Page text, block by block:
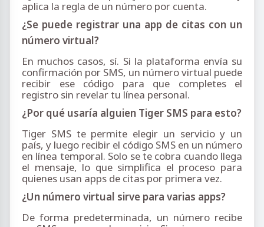
aplica la regla de un número por cuenta.
¿Se puede registrar una app de citas con un
número virtual?
En muchos casos, sí. Si la plataforma envía su
confirmación por SMS, un número virtual puede
recibir ese código para que completes el
registro sin revelar tu línea personal.
¿Por qué usaría alguien Tiger SMS para esto?
Tiger SMS te permite elegir un servicio y un
país, y luego recibir el código SMS en un número
en línea temporal. Solo se te cobra cuando llega
el mensaje, lo que simplifica el proceso para
quienes usan apps de citas por primera vez.
¿Un número virtual sirve para varias apps?
De forma predeterminada, un número recibe